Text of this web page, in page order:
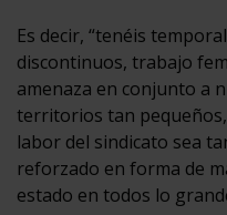
Es decir, “tenéis
discontinuos, trabajo
amenaza en conjunto a
territorios tan
labor del sindicato sea
reforzado en forma de
estado en todos lo